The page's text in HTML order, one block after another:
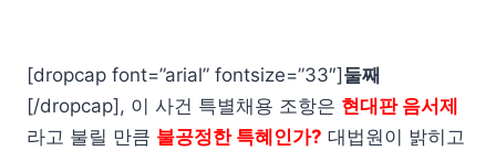
[dropcap font=”arial” fontsize=”33″]둘째
[/dropcap], 이 사건 특별채용 조항은 현대판 음서제
라고 불릴 만큼 불공정한 특혜인가? 대법원이 밝히고